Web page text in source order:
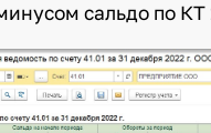
сальдо по КТ